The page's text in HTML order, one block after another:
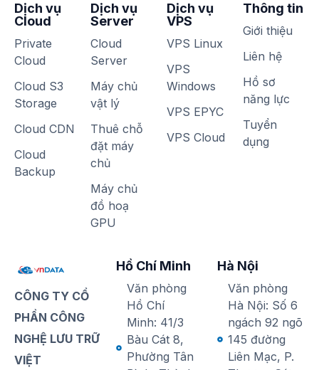
Dịch vụ
Cloud
Private
Cloud
Cloud S3
Storage
Cloud CDN
Cloud
Backup
Dịch vụ
Server
Cloud
Server
Máy chủ
vật lý
Thuê chỗ
đặt máy
chủ
Máy chủ
đồ hoạ
GPU
Dịch vụ
VPS
VPS Linux
VPS
Windows
VPS EPYC
VPS Cloud
Thông tin
Giới thiệu
Liên hệ
Hồ sơ
năng lực
Tuyển
dụng
CÔNG TY CỔ
PHẦN CÔNG
NGHỆ LƯU TRỮ
VIỆT
Hồ Chí Minh
Văn phòng
Hồ Chí
Minh: 41/3
Bàu Cát 8,
Phường Tân
Hà Nội
Văn phòng
Hà Nội: Số 6
ngách 92 ngõ
145 đường
Liên Mạc, P.